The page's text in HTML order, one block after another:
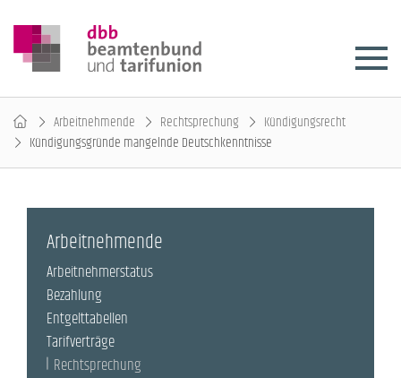
Arbeitnehmende Rechtsprechung
Kündigungsrecht
Kündigungsgründe mangelnde Deutschkenntnisse
Arbeitnehmende
Arbeitnehmerstatus
Bezahlung
Entgelttabellen
Tarifverträge
Rechtsprechung